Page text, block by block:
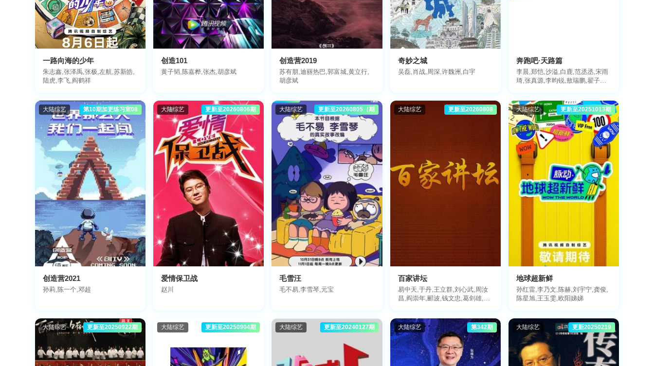
一路向海的少年
朱志鑫,张泽禹,张极,左航,苏新皓,
陆虎,李飞,阎鹤祥
创造101
黄子韬,陈嘉桦,张杰,胡彦斌
创造营2019
苏有朋,迪丽热巴,郭富城,黄立行,
胡彦斌
奇妙之城
吴磊,肖战,周深,许魏洲,白宇
奔跑吧·天路篇
李晨,郑恺,沙溢,白鹿,范丞丞,宋雨
琦,张真源,李昀锐,敖瑞鹏,翟子路,
大陆综艺 第10期加更练习室08
创造营2021
孙莉,陈一个,邓超
大陆综艺 更新至20260806期
爱情保卫战
赵川
大陆综艺 更新至20260805（期
毛雪汪
毛不易,李雪琴,元宝
大陆综艺 更新至20260808
百家讲坛
易中天,于丹,王立群,刘心武,周汝
昌,阎崇年,郦波,钱文忠,葛剑雄,蒙
蒙
大陆综艺 更新至20251013期
地球超新鲜
孙红雷,李乃文,陈赫,刘宇宁,龚俊,
陈星旭,王玉雯,欧阳娣娣
大陆综艺 更新至20250922期 大陆综艺 更新至20250904期 大陆综艺 更新至20240127期 大陆综艺 第342期 大陆综艺 更新20250219